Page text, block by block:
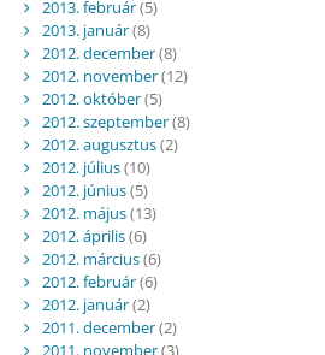
2013. február(5)
2013. január(8)
2012. december(8)
2012. november(12)
2012. október(5)
2012. szeptember(8)
2012. augusztus(2)
2012. július(10)
2012. június(5)
2012. május(13)
2012. április(6)
2012. március(6)
2012. február(6)
2012. január(2)
2011. december(2)
2011. november(3)